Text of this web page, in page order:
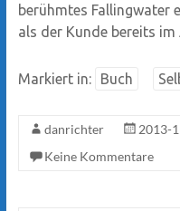
berühmtes Fallingwater
als der Kunde bereits
Markiert in: Buch
danrichter 2013-
Keine Kommentare